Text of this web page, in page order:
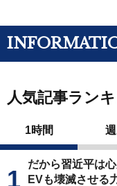
人気記事ラン
1時間
だから習近平は
EVも壊滅させる